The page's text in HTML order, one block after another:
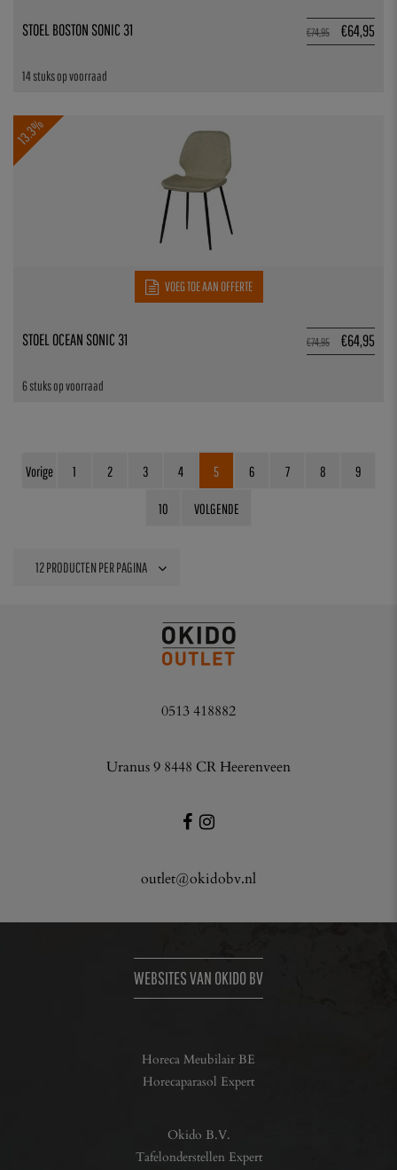
€74,95 €64,95
14 stuks op voorraad
STOEL BOSTON SONIC 31
13.3%
VOEG TOE AAN OFFERTE
€74,95 €64,95
6 stuks op voorraad
STOEL OCEAN SONIC 31
Vorige 1 2 3 4 5 6 7 8 9
10 VOLGENDE
0513 418882
Uranus 9 8448 CR Heerenveen
outlet@okidobv.nl
WEBSITES VAN OKIDO BV
Horeca Meubilair BE
Horecaparasol Expert
Okido B.V.
Tafelonderstellen Expert